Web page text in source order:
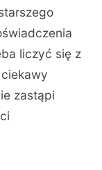
liczyć się z
zastąpi